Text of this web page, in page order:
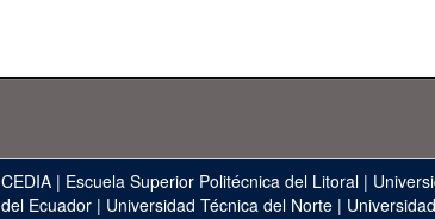
CEDIA | Escuela Superior Politécnica del Litoral |
del Ecuador| Universidad Técnica del Norte|